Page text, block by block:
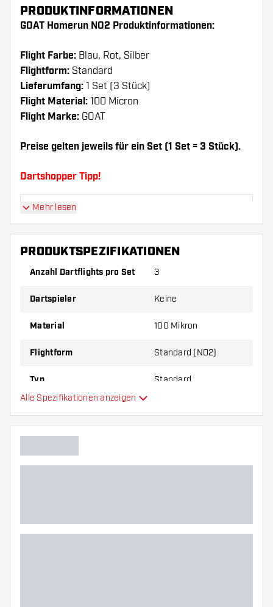
PRODUKTINFORMATIONEN
GOAT Homerun NO2 Produktinformationen:
Flight Farbe: Blau, Rot, Silber
Flightform: Standard
Lieferumfang: 1 Set (3 Stück)
Flight Material: 100 Micron
Flight Marke: GOAT
Preise gelten jeweils für ein Set (1 Set = 3 Stück).
Dartshopper Tipp!
Sorgen Sie für genügend Ersatz Flights und
Shafts. Diese können sich durch Gebrauch
Probieren Sie eine andere Form, ein anderes
um herauszufinden, welche Variante am besten
zu Ihnen passt!
Mehr lesen
PRODUKTSPEZIFIKATIONEN
Anzahl Dartflights pro Set 3
Dartspieler Keine
Material 100 Mikron
Flightform Standard (NO2)
Typ Standard
Zusätzliche Farben
Alle Spezifikationen anzeigen